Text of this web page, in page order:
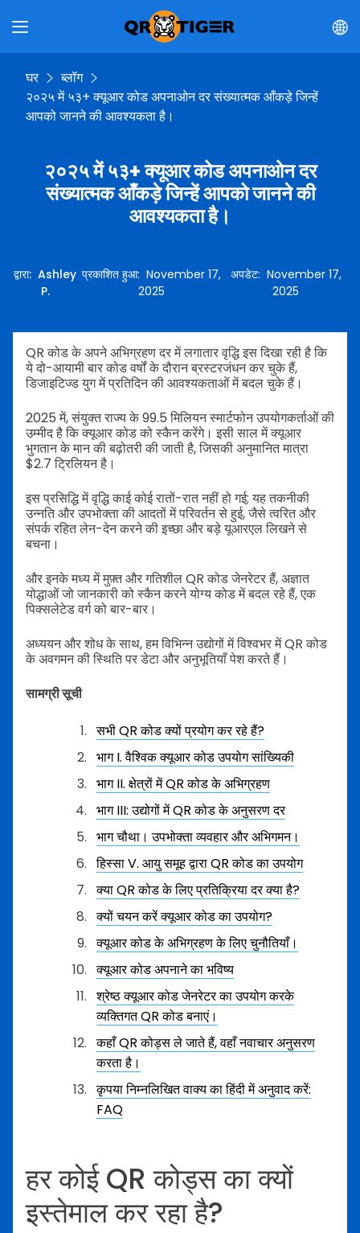
घर
ब्लॉग
२०२५ में ५३+ क्यूआर कोड अपनाओन दर संख्यात्मक आँकड़े जिन्हें
आपको जानने की आवश्यकता है।
२०२५ में ५३+ क्यूआर कोड अपनाओन दर
संख्यात्मक आँकड़े जिन्हें आपको जानने की
आवश्यकता है।
द्वारा:Ashley
P.
प्रकाशित हुआ: November 17,
2025
अपडेट: November 17,
2025
QR कोड के अपने अभिग्रहण दर में लगातार वृद्धि इस दिखा रही है कि
ये दो-आयामी बार कोड वर्षों के दौरान ब्रस्टरजंधन कर चुके हैं,
डिजाइटिज्ड युग में प्रतिदिन की आवश्यकताओं में बदल चुके हैं।
2025 में, संयुक्त राज्य के 99.5 मिलियन स्मार्टफोन उपयोगकर्ताओं की
उम्मीद है कि क्यूआर कोड को स्कैन करेंगे। इसी साल में क्यूआर
भुगतान के मान की बढ़ोतरी की जाती है, जिसकी अनुमानित मात्रा
$2.7 ट्रिलियन है।
इस प्रसिद्धि में वृद्धि काई कोई रातों-रात नहीं हो गई; यह तकनीकी
उन्नति और उपभोक्ता की आदतों में परिवर्तन से हुई, जैसे त्वरित और
संपर्क रहित लेन-देन करने की इच्छा और बड़े यूआरएल लिखने से
बचना।
और इनके मध्य में मुफ़्त और गतिशील QR कोड जेनरेटर हैं, अज्ञात
योद्धाओं जो जानकारी को स्कैन करने योग्य कोड में बदल रहे हैं, एक
पिक्सलेटेड वर्ग को बार-बार।
अध्ययन और शोध के साथ, हम विभिन्न उद्योगों में विश्वभर में QR कोड
के अवगमन की स्थिति पर डेटा और अनुभूतियाँ पेश करते हैं।
सामग्री सूची
सभी QR कोड क्यों प्रयोग कर रहे हैं?
भाग I. वैश्विक क्यूआर कोड उपयोग सांख्यिकी
भाग II. क्षेत्रों में QR कोड के अभिग्रहण
भाग III: उद्योगों में QR कोड के अनुसरण दर
भाग चौथा। उपभोक्ता व्यवहार और अभिगमन।
हिस्सा V. आयु समूह द्वारा QR कोड का उपयोग
क्या QR कोड के लिए प्रतिक्रिया दर क्या है?
क्यों चयन करें क्यूआर कोड का उपयोग?
क्यूआर कोड के अभिग्रहण के लिए चुनौतियाँ।
क्यूआर कोड अपनाने का भविष्य
श्रेष्ठ क्यूआर कोड जेनरेटर का उपयोग करके
व्यक्तिगत QR कोड बनाएं।
कहाँ QR कोड्स ले जाते हैं, वहाँ नवाचार अनुसरण
करता है।
कृपया निम्नलिखित वाक्य का हिंदी में अनुवाद करें:
FAQ
हर कोई QR कोड्स का क्यों
इस्तेमाल कर रहा है?